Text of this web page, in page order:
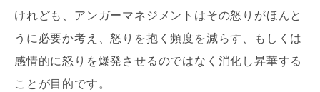
けれども、アンガーマネジメントはその怒りがほんと
うに必要か考え、怒りを抱く頻度を減らす、もしくは
感情的に怒りを爆発させるのではなく消化し昇華する
ことが目的です。